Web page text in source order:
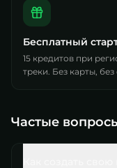
Бесплатный
15 кредитов при
треки. Без карты, без
Частые